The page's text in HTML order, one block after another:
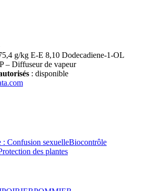
g/kg E-E 8,10 Dodecadiene-1-OL
– Diffuseur de vapeur
: disponible
: Confusion sexuelleBiocontrôle
des plantes